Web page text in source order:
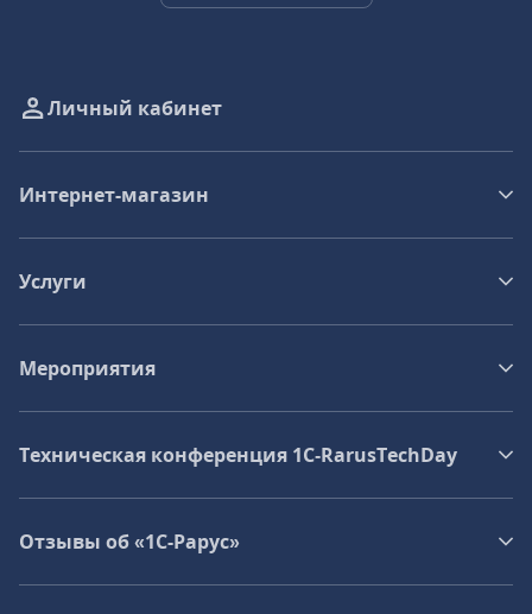
Личный кабинет
Интернет-магазин
Услуги
Мероприятия
Техническая конференция 1C‑RarusTechDay
Отзывы об «1С-Рарус»